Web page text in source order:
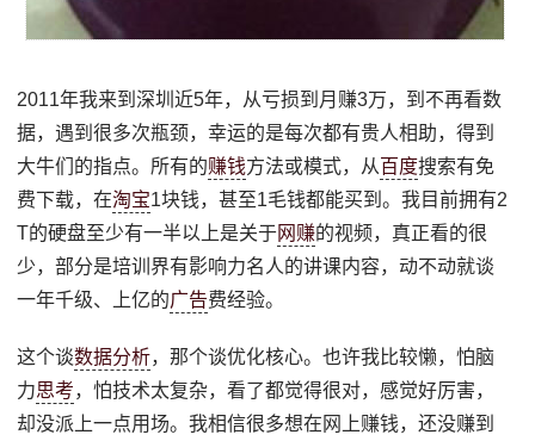
2011年我来到深圳近5年，从亏损到月赚3万，到不再看数
据，遇到很多次瓶颈，幸运的是每次都有贵人相助，得到
大牛们的指点。所有的赚钱方法或模式，从百度搜索有免
费下载，在淘宝1块钱，甚至1毛钱都能买到。我目前拥有2
T的硬盘至少有一半以上是关于网赚的视频，真正看的很
少，部分是培训界有影响力名人的讲课内容，动不动就谈
一年千级、上亿的广告费经验。
这个谈数据分析，那个谈优化核心。也许我比较懒，怕脑
力思考，怕技术太复杂，看了都觉得很对，感觉好厉害，
却没派上一点用场。我相信很多想在网上赚钱，还没赚到